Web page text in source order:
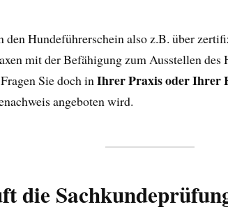
den Hundeführerschein also z.B. über
mit der Befähigung zum Ausstellen des
Sie doch inIhrer Praxis oder Ihrer
angeboten wird.
die